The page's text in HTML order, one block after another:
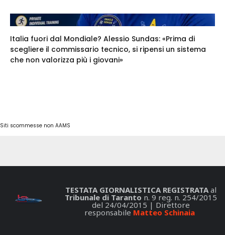
Italia fuori dal Mondiale? Alessio Sundas: «Prima di
scegliere il commissario tecnico, si ripensi un sistema
che non valorizza più i giovani»
Siti scommesse non AAMS
TESTATA GIORNALISTICA REGISTRATAal
Tribunale di Taranto n. 9 reg. n. 254/2015
del 24/04/2015 | Direttore
responsabile Matteo Schinaia